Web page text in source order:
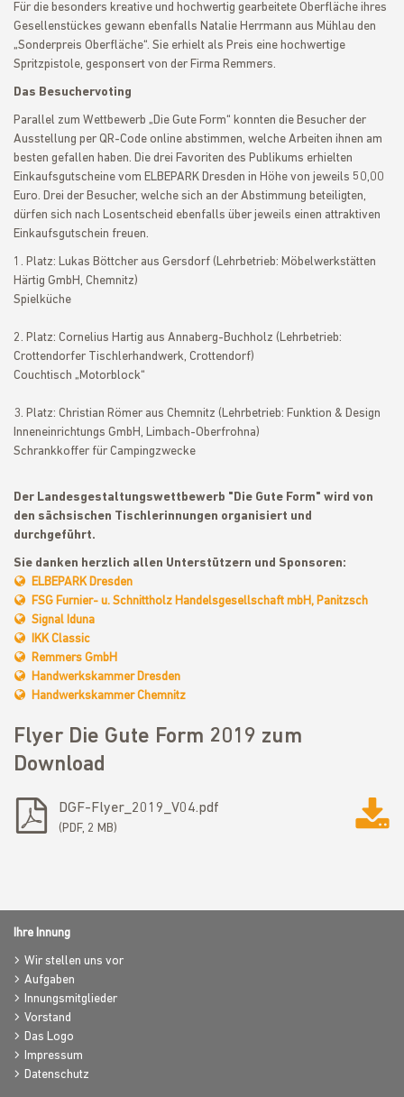
Für die besonders kreative und hochwertig gearbeitete Oberfläche ihres
Gesellenstückes gewann ebenfalls Natalie Herrmann aus Mühlau den
„Sonderpreis Oberfläche“. Sie erhielt als Preis eine hochwertige
Spritzpistole, gesponsert von der Firma Remmers.
Das Besuchervoting
Parallel zum Wettbewerb „Die Gute Form“ konnten die Besucher der
Ausstellung per QR-Code online abstimmen, welche Arbeiten ihnen am
besten gefallen haben. Die drei Favoriten des Publikums erhielten
Einkaufsgutscheine vom ELBEPARK Dresden in Höhe von jeweils 50,00
Euro. Drei der Besucher, welche sich an der Abstimmung beteiligten,
dürfen sich nach Losentscheid ebenfalls über jeweils einen attraktiven
Einkaufsgutschein freuen.
1. Platz: Lukas Böttcher aus Gersdorf (Lehrbetrieb: Möbelwerkstätten
Härtig GmbH, Chemnitz)
Spielküche
2. Platz: Cornelius Hartig aus Annaberg-Buchholz (Lehrbetrieb:
Crottendorfer Tischlerhandwerk, Crottendorf)
Couchtisch „Motorblock“
3. Platz: Christian Römer aus Chemnitz (Lehrbetrieb: Funktion & Design
Inneneinrichtungs GmbH, Limbach-Oberfrohna)
Schrankkoffer für Campingzwecke
Der Landesgestaltungswettbewerb "Die Gute Form" wird von
den sächsischen Tischlerinnungen organisiert und
durchgeführt.
Sie danken herzlich allen Unterstützern und Sponsoren:
ELBEPARK Dresden
FSG Furnier- u. Schnittholz Handelsgesellschaft mbH, Panitzsch
Signal Iduna
IKK Classic
Remmers GmbH
Handwerkskammer Dresden
Handwerkskammer Chemnitz
Flyer Die Gute Form 2019 zum
Download
DGF-Flyer_2019_V04.pdf
PDF, 2 MB
Ihre Innung
Wir stellen uns vor
Aufgaben
Innungsmitglieder
Vorstand
Das Logo
Impressum
Datenschutz